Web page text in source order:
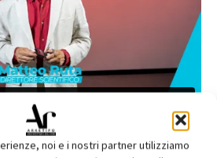
noi e i nostri partner utilizziamo